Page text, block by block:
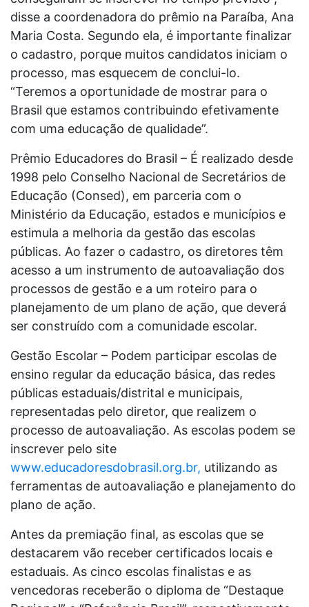
disse a coordenadora do prêmio na Paraíba, Ana
Maria Costa. Segundo ela, é importante finalizar
o cadastro, porque muitos candidatos iniciam o
processo, mas esquecem de conclui-lo.
“Teremos a oportunidade de mostrar para o
Brasil que estamos contribuindo efetivamente
com uma educação de qualidade”.
Prêmio Educadores do Brasil – É realizado desde
1998 pelo Conselho Nacional de Secretários de
Educação (Consed), em parceria com o
Ministério da Educação, estados e municípios e
estimula a melhoria da gestão das escolas
públicas. Ao fazer o cadastro, os diretores têm
acesso a um instrumento de autoavaliação dos
processos de gestão e a um roteiro para o
planejamento de um plano de ação, que deverá
ser construído com a comunidade escolar.
Gestão Escolar – Podem participar escolas de
ensino regular da educação básica, das redes
públicas estaduais/distrital e municipais,
representadas pelo diretor, que realizem o
processo de autoavaliação. As escolas podem se
inscrever pelo site
www.educadoresdobrasil.org.br, utilizando as
ferramentas de autoavaliação e planejamento do
plano de ação.
Antes da premiação final, as escolas que se
destacarem vão receber certificados locais e
estaduais. As cinco escolas finalistas e as
vencedoras receberão o diploma de “Destaque